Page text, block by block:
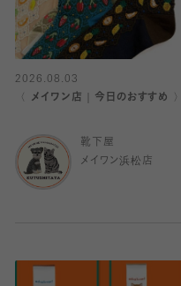
2026.08.03
〈 メイワン店｜今日のおすすめ 〉
靴下屋
メイワン浜松店